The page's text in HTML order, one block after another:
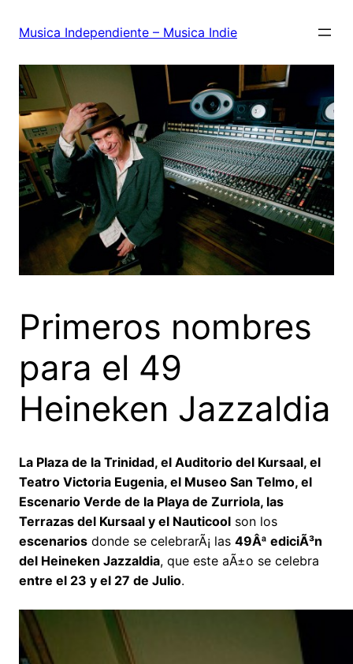
Musica Independiente – Musica Indie
Primeros nombres
para el 49
Heineken Jazzaldia
La Plaza de la Trinidad, el Auditorio del Kursaal, el
Teatro Victoria Eugenia, el Museo San Telmo, el
Escenario Verde de la Playa de Zurriola, las
Terrazas del Kursaal y el Nauticool son los
escenarios donde se celebrarÃ¡ las 49Âª ediciÃ³n
del Heineken Jazzaldia, que este aÃ±o se celebra
entre el 23 y el 27 de Julio.